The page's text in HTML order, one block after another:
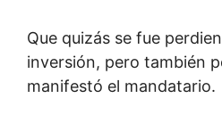
Que quizás se fue
inversión, pero también
manifestó el mandatario.